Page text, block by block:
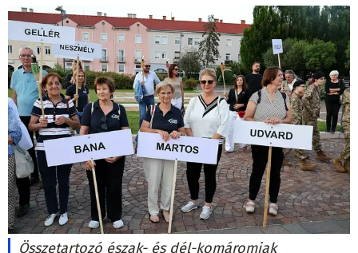
Összetartozó észak- és dél-komáromiak